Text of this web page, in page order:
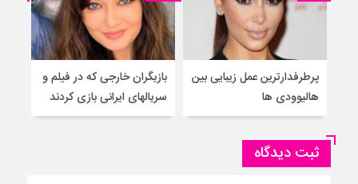
پرطرفدارترین عمل زیبایی بین
هالیوودی ها
بازیگران خارجی که در فیلم و
سریالهای ایرانی بازی کردند
ثبت دیدگاه